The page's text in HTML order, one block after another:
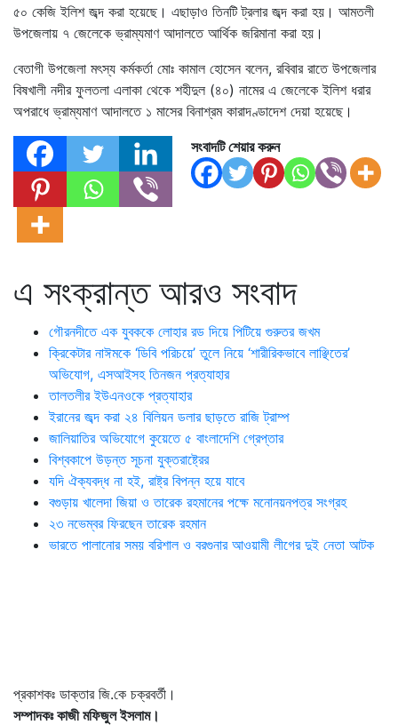
৫০ কেজি ইলিশ জব্দ করা হয়েছে। এছাড়াও তিনটি ট্রলার জব্দ করা হয়। আমতলী
উপজেলায় ৭ জেলেকে ভ্রাম্যমাণ আদালতে আর্থিক জরিমানা করা হয়।
বেতাগী উপজেলা মৎস্য কর্মকর্তা মোঃ কামাল হোসেন বলেন, রবিবার রাতে উপজেলার
বিষখালী নদীর ফুলতলা এলাকা থেকে শহীদুল (৪০) নামের এ জেলেকে ইলিশ ধরার
অপরাধে ভ্রাম্যমাণ আদালতে ১ মাসের বিনাশ্রম কারাদণ্ডাদেশ দেয়া হয়েছে।
সংবাদটি শেয়ার করুন
এ সংক্রান্ত আরও সংবাদ
গৌরনদীতে এক যুবককে লোহার রড দিয়ে পিটিয়ে গুরুতর জখম
ক্রিকেটার নাঈমকে ‘ডিবি পরিচয়ে’ তুলে নিয়ে ‘শারীরিকভাবে লাঞ্ছিতের’
অভিযোগ, এসআইসহ তিনজন প্রত্যাহার
তালতলীর ইউএনওকে প্রত্যাহার
ইরানের জব্দ করা ২৪ বিলিয়ন ডলার ছাড়তে রাজি ট্রাম্প
জালিয়াতির অভিযোগে কুয়েতে ৫ বাংলাদেশি গ্রেপ্তার
বিশ্বকাপে উড়ন্ত সূচনা যুক্তরাষ্ট্রের
যদি ঐক্যবদ্ধ না হই, রাষ্ট্র বিপন্ন হয়ে যাবে
বগুড়ায় খালেদা জিয়া ও তারেক রহমানের পক্ষে মনোনয়নপত্র সংগ্রহ
২৩ নভেম্বর ফিরছেন তারেক রহমান
ভারতে পালানোর সময় ব‌রিশাল ও বরগুনার আওয়ামী লীগের দুই নেতা আটক
প্রকাশকঃ ডাক্তার জি.কে চক্রবর্তী।
সম্পাদকঃ কাজী মফিজুল ইসলাম।